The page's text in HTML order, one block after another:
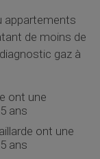
appartements
de moins de
gaz à
ont une
ans
ont une
ans